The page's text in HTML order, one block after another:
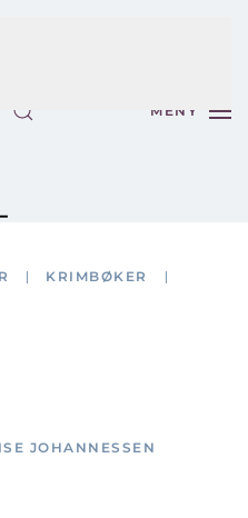
MENY
KRIMBØKER
JOHANNESSEN